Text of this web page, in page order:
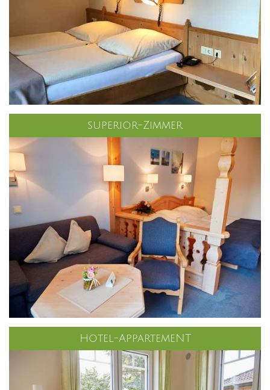
superior-Zimmer
Hotel-AppartemeNT